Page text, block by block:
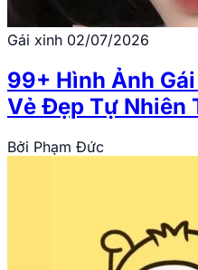
Gái xinh 02/07/2026
99+ Hình Ảnh
Vẻ Đẹp Tự Nhiên
Bởi Phạm Đức